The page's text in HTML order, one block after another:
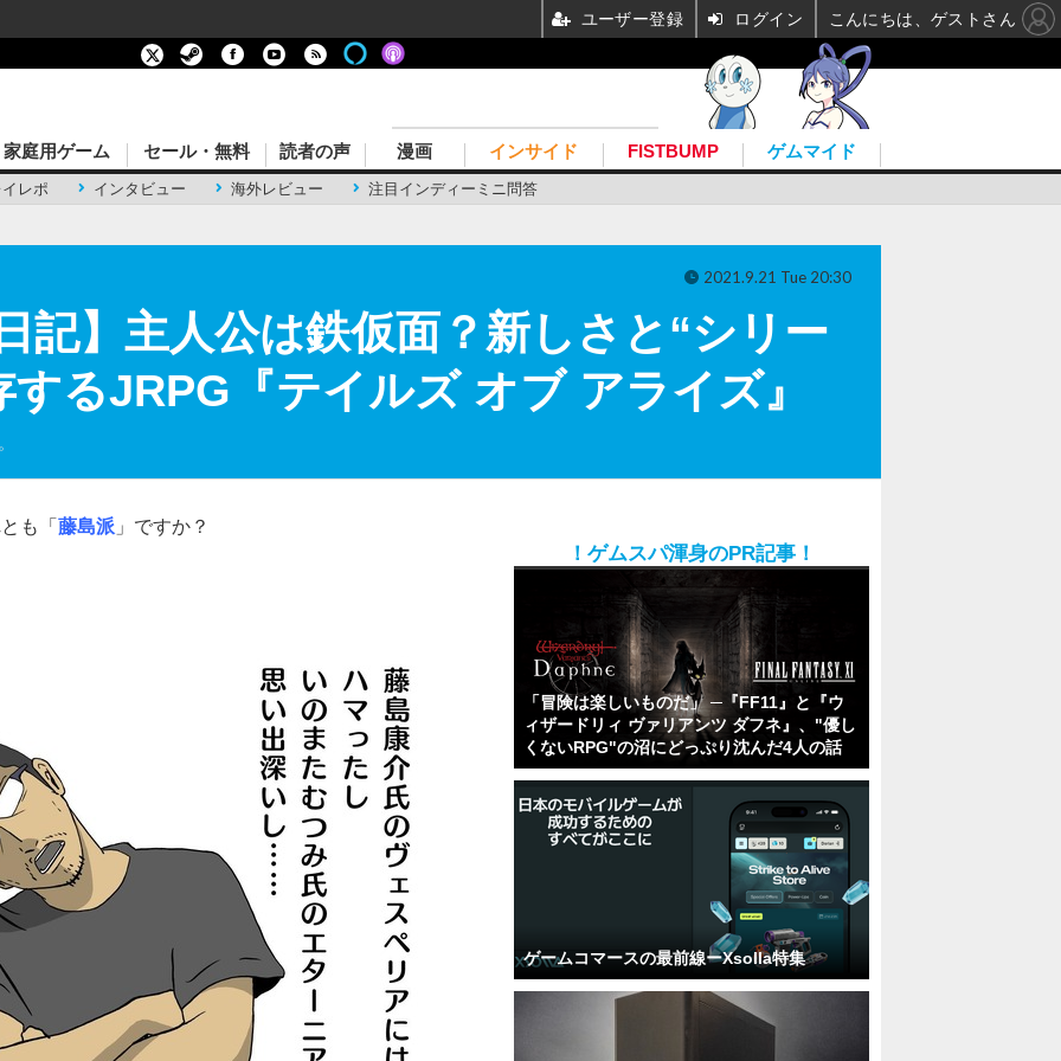
レポ インタビュー 海外レビュー 注目インディーミニ問答
家庭用ゲーム セール・無料 読者の声 漫画 インサイド FISTBUMP ゲムマイド
記】主人公は鉄仮面？新しさと“シリー
るJRPG『テイルズ オブ アライズ』
2021.9.21 Tue 20:30
も「藤島派 」ですか？
！ゲムスパ渾身のPR記事！
「冒険は楽しいものだ」 ─『FF11』と『ウ
ィザードリィ ヴァリアンツ ダフネ』、"優し
くないRPG"の沼にどっぷり沈んだ4人の話
ゲームコマースの最前線ーXsolla特集
ユーザー登録 ログイン こんにちは、ゲストさん